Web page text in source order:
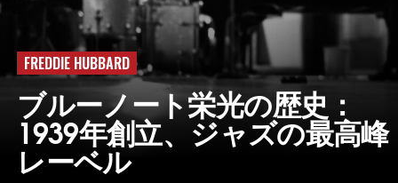
FREDDIE HUBBARD
ブルーノート栄光の歴史：
1939年創立、ジャズの最高峰
レーベル